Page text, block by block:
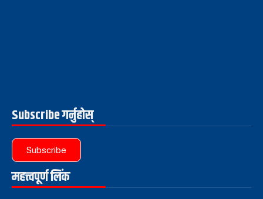
Subscribe गर्नुहोस्
Subscribe
महत्त्वपूर्ण लिंक